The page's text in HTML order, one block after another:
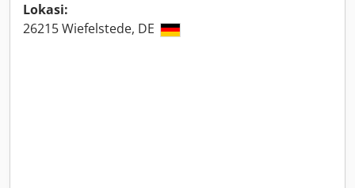
Lokasi:
26215 Wiefelstede, DE